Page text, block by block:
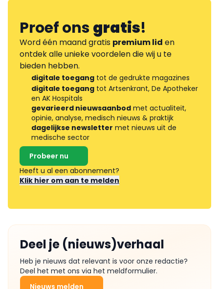
Proef onsgratis!
Word één maand gratis premium lid en
ontdek alle unieke voordelen die wij u te
bieden hebben.
digitale toegang tot de gedrukte magazines
digitale toegang tot Artsenkrant, De Apotheker
en AK Hospitals
gevarieerd nieuwsaanbod met actualiteit,
opinie, analyse, medisch nieuws & praktijk
dagelijkse newsletter met nieuws uit de
medische sector
Probeer nu
Heeft u al een abonnement?
Klik hier om aan te melden
Deel je (nieuws)verhaal
Heb je nieuws dat relevant is voor onze redactie?
Deel het met ons via het meldformulier.
Nieuws melden